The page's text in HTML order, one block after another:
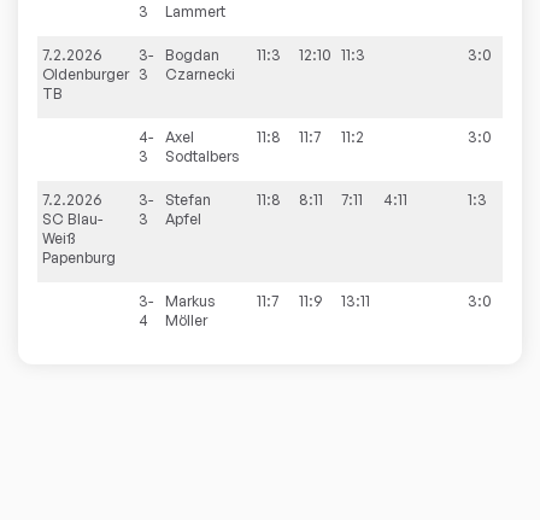
3
Lammert
7.2.2026
Oldenburger
TB
3-
3
Bogdan
Czarnecki
11:3 12:10 11:3 3:0
4-
3
Axel
Sodtalbers
11:8 11:7 11:2 3:0
7.2.2026
SC Blau-
Weiß
Papenburg
3-
3
Stefan
Apfel
11:8 8:11 7:11 4:11 1:3
3-
4
Markus
Möller
11:7 11:9 13:11 3:0